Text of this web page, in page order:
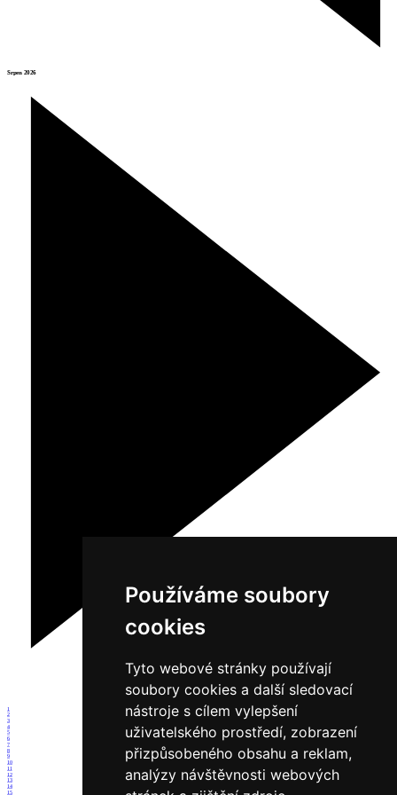
Používáme soubory
cookies
Tyto webové stránky používají
soubory cookies a další sledovací
nástroje s cílem vylepšení
uživatelského prostředí, zobrazení
přizpůsobeného obsahu a reklam,
analýzy návštěvnosti webových
Srpen 2026
1
2
3
4
5
6
7
8
9
10
11
12
13
14
15